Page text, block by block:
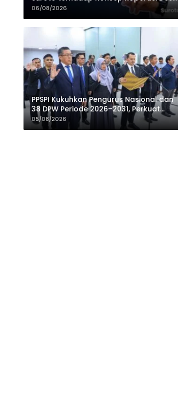
Merah Putih
06/08/2026
PPSPI Kukuhkan Pengurus Nasional dan
38 DPW Periode 2026–2031, Perkuat
Profesionalisme Sektor Publik
05/08/2026